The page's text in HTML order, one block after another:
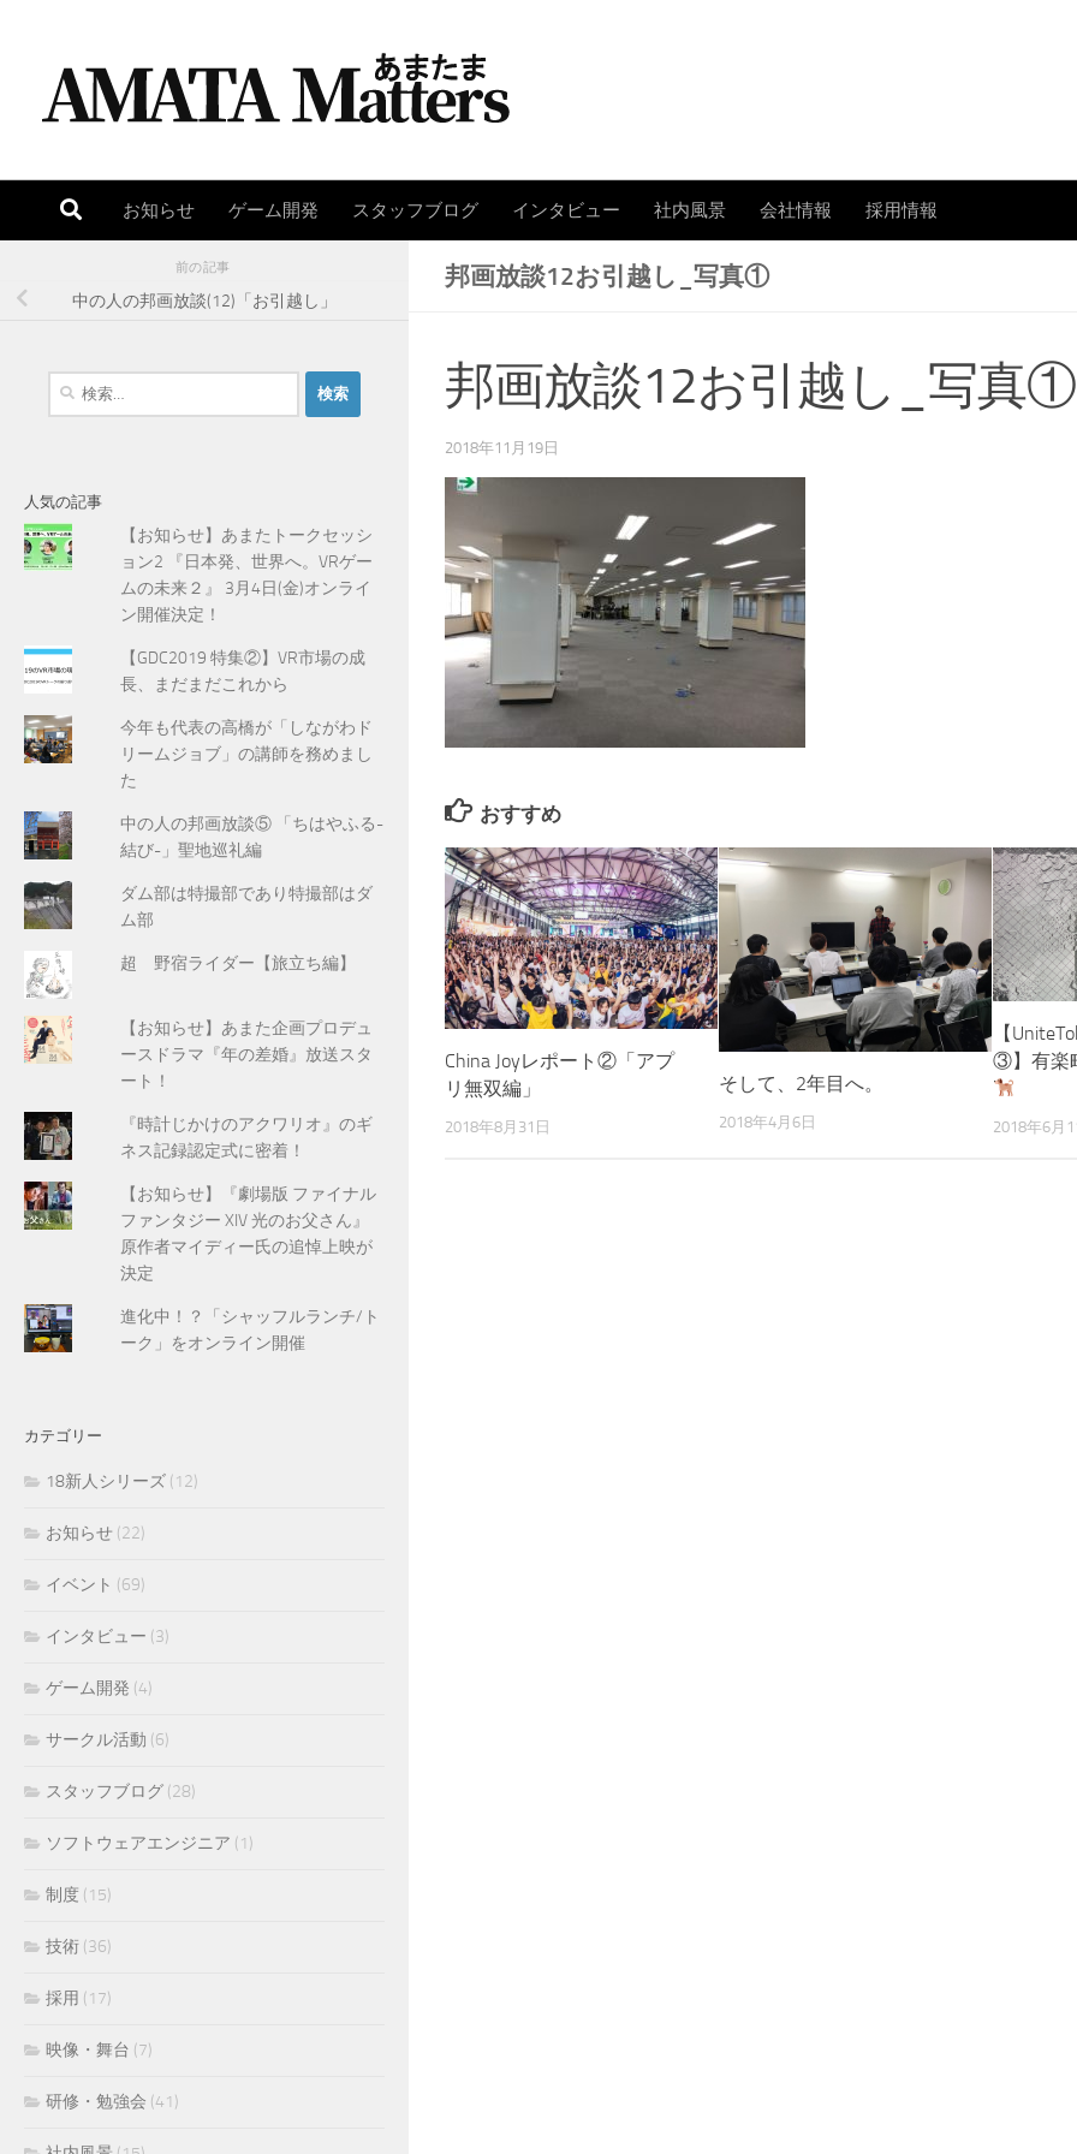
お知らせ ゲーム開発 スタッフブログ インタビュー 社内風景 会社情報 採用情報
邦画放談12お引越し_写真①
邦画放談12お引越し_写真①
2018年11月19日
おすすめ
China Joyレポート②「アプ
リ無双編」
2018年8月31日
そして、2年目へ。
2018年4月6日
【
③】有楽
2018年6月
前の記事
中の人の邦画放談(12)「お引越し」
人気の記事
【お知らせ】あまたトークセッシ
ョン2 『日本発、世界へ。VRゲー
ムの未来２』 3月4日(金)オンライ
ン開催決定！
【GDC2019 特集②】VR市場の成
長、まだまだこれから
今年も代表の高橋が「しながわド
リームジョブ」の講師を務めまし
た
中の人の邦画放談⑤ 「ちはやふる-
結び-」聖地巡礼編
ダム部は特撮部であり特撮部はダ
ム部
超 野宿ライダー【旅立ち編】
【お知らせ】あまた企画プロデュ
ースドラマ『年の差婚』放送スタ
ート！
『時計じかけのアクワリオ』のギ
ネス記録認定式に密着！
【お知らせ】『劇場版 ファイナル
ファンタジー XIV 光のお父さん』
原作者マイディー氏の追悼上映が
決定
進化中！？「シャッフルランチ/ト
ーク」をオンライン開催
カテゴリー
18新人シリーズ (12)
お知らせ (22)
イベント (69)
インタビュー (3)
ゲーム開発 (4)
サークル活動 (6)
スタッフブログ (28)
ソフトウェアエンジニア (1)
制度 (15)
技術 (36)
採用 (17)
映像・舞台 (7)
研修・勉強会 (41)